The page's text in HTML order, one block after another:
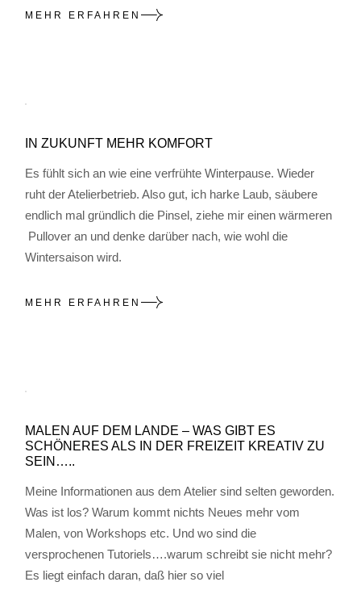
MEHR ERFAHREN
IN ZUKUNFT MEHR KOMFORT
Es fühlt sich an wie eine verfrühte Winterpause. Wieder
ruht der Atelierbetrieb. Also gut, ich harke Laub, säubere
endlich mal gründlich die Pinsel, ziehe mir einen wärmeren
Pullover an und denke darüber nach, wie wohl die
Wintersaison wird.
MEHR ERFAHREN
MALEN AUF DEM LANDE – WAS GIBT ES
SCHÖNERES ALS IN DER FREIZEIT KREATIV ZU
SEIN…..
Meine Informationen aus dem Atelier sind selten geworden.
Was ist los? Warum kommt nichts Neues mehr vom
Malen, von Workshops etc. Und wo sind die
versprochenen Tutoriels….warum schreibt sie nicht mehr?
Es liegt einfach daran, daß hier so viel